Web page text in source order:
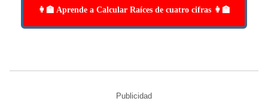
👩‍🏫 Aprende a Calcular Raíces de cuatro cifras 👩‍🏫
Publicidad